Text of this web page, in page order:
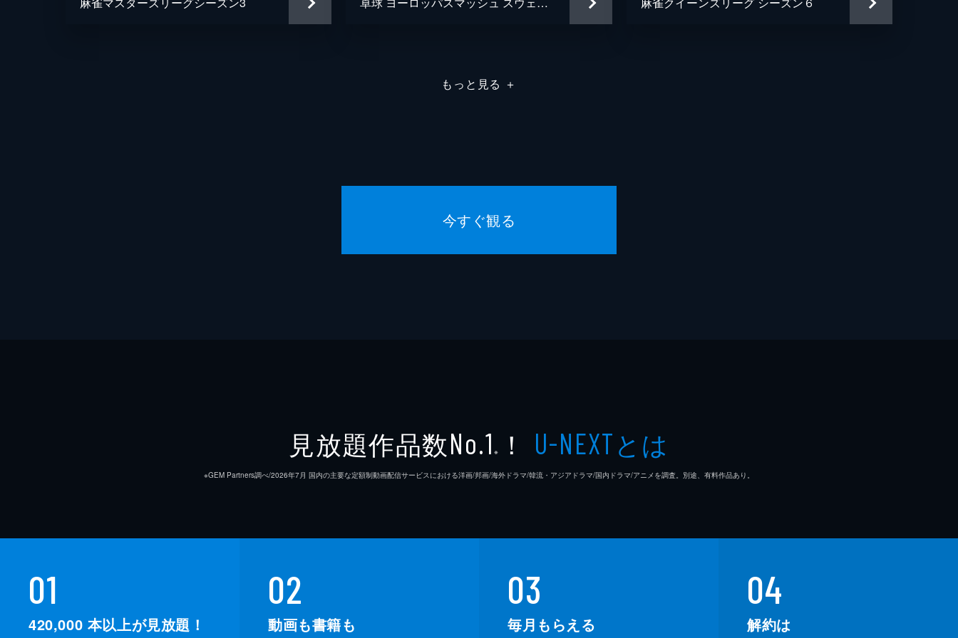
もっと見る ＋
今すぐ観る
見放題作品数No.1 ※ ！ U-NEXTとは
※GEM Partners調べ/2026年7⽉ 国内の主要な定額制動画配信サービスにおける洋画/邦画/海外ドラマ/韓流・アジアドラマ/国内ドラマ/アニメを調査。別途、有料作品あり。
01
420,000 本以上が見放題！
02
動画も書籍も
03
毎月もらえる
04
解約は